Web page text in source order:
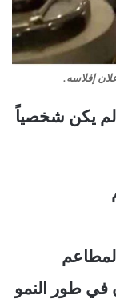
إفلاسه.
لم يكن شخصياً
في طور النمو